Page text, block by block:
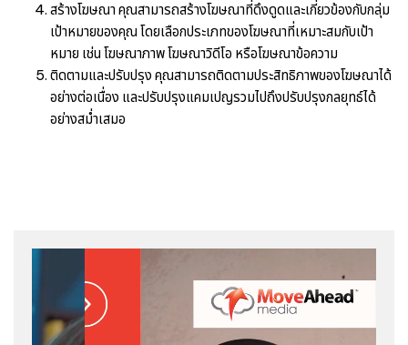
สร้างโฆษณา คุณสามารถสร้างโฆษณาที่ดึงดูดและเกี่ยวข้องกับกลุ่ม
เป้าหมายของคุณ โดยเลือกประเภทของโฆษณาที่เหมาะสมกับเป้า
หมาย เช่น โฆษณาภาพ โฆษณาวิดีโอ หรือโฆษณาข้อความ
ติดตามและปรับปรุง คุณสามารถติดตามประสิทธิภาพของโฆษณาได้
อย่างต่อเนื่อง และปรับปรุงแคมเปญรวมไปถึงปรับปรุงกลยุทธ์ได้
อย่างสม่ำเสมอ